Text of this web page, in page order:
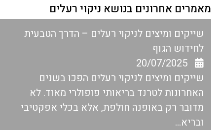
מאמרים אחרונים בנושא ניקוי רעלים
שייקים ומיצים לניקוי רעלים – הדרך הטבעית
לחידוש הגוף
20/07/2025
שייקים ומיצים לניקוי רעלים הפכו בשנים
האחרונות לטרנד בריאותי פופולרי מאוד. לא
מדובר רק באופנה חולפת, אלא בכלי אפקטיבי
ובריא...